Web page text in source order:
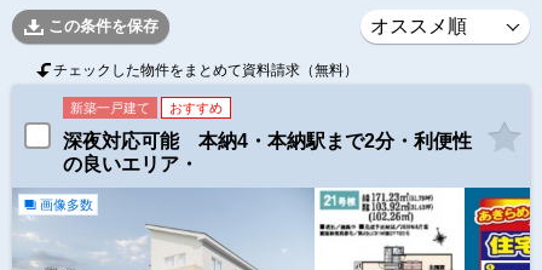
この条件を保存
チェックした物件をまとめて資料請求（無料）
新築一戸建て おすすめ
深夜対応可能 本納4・本納駅まで2分・利便性
の良いエリア・
画像多数